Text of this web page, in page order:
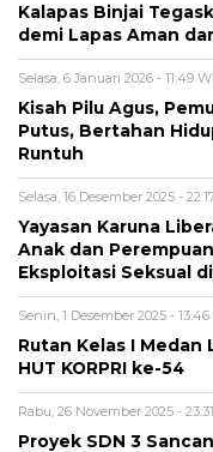
Kalapas Binjai
demi Lapas Aman
Selasa, 6 Januari 2026 - 11:49
Kisah Pilu Agus,
Putus, Bertahan
Runtuh
Selasa, 16 Desember 2025 -
Yayasan Karuna
Anak dan
Eksploitasi Seksual
Senin, 1 Desember 2025 -
Rutan Kelas I Medan
HUT KORPRI ke-54
Rabu, 26 November 2025 -
Proyek SDN 3